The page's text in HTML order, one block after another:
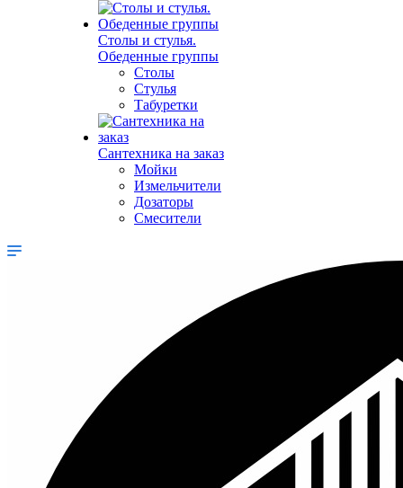
Столы и стулья.
Обеденные группы
Столы
Стулья
Табуретки
Сантехника на заказ
Мойки
Измельчители
Дозаторы
Смесители